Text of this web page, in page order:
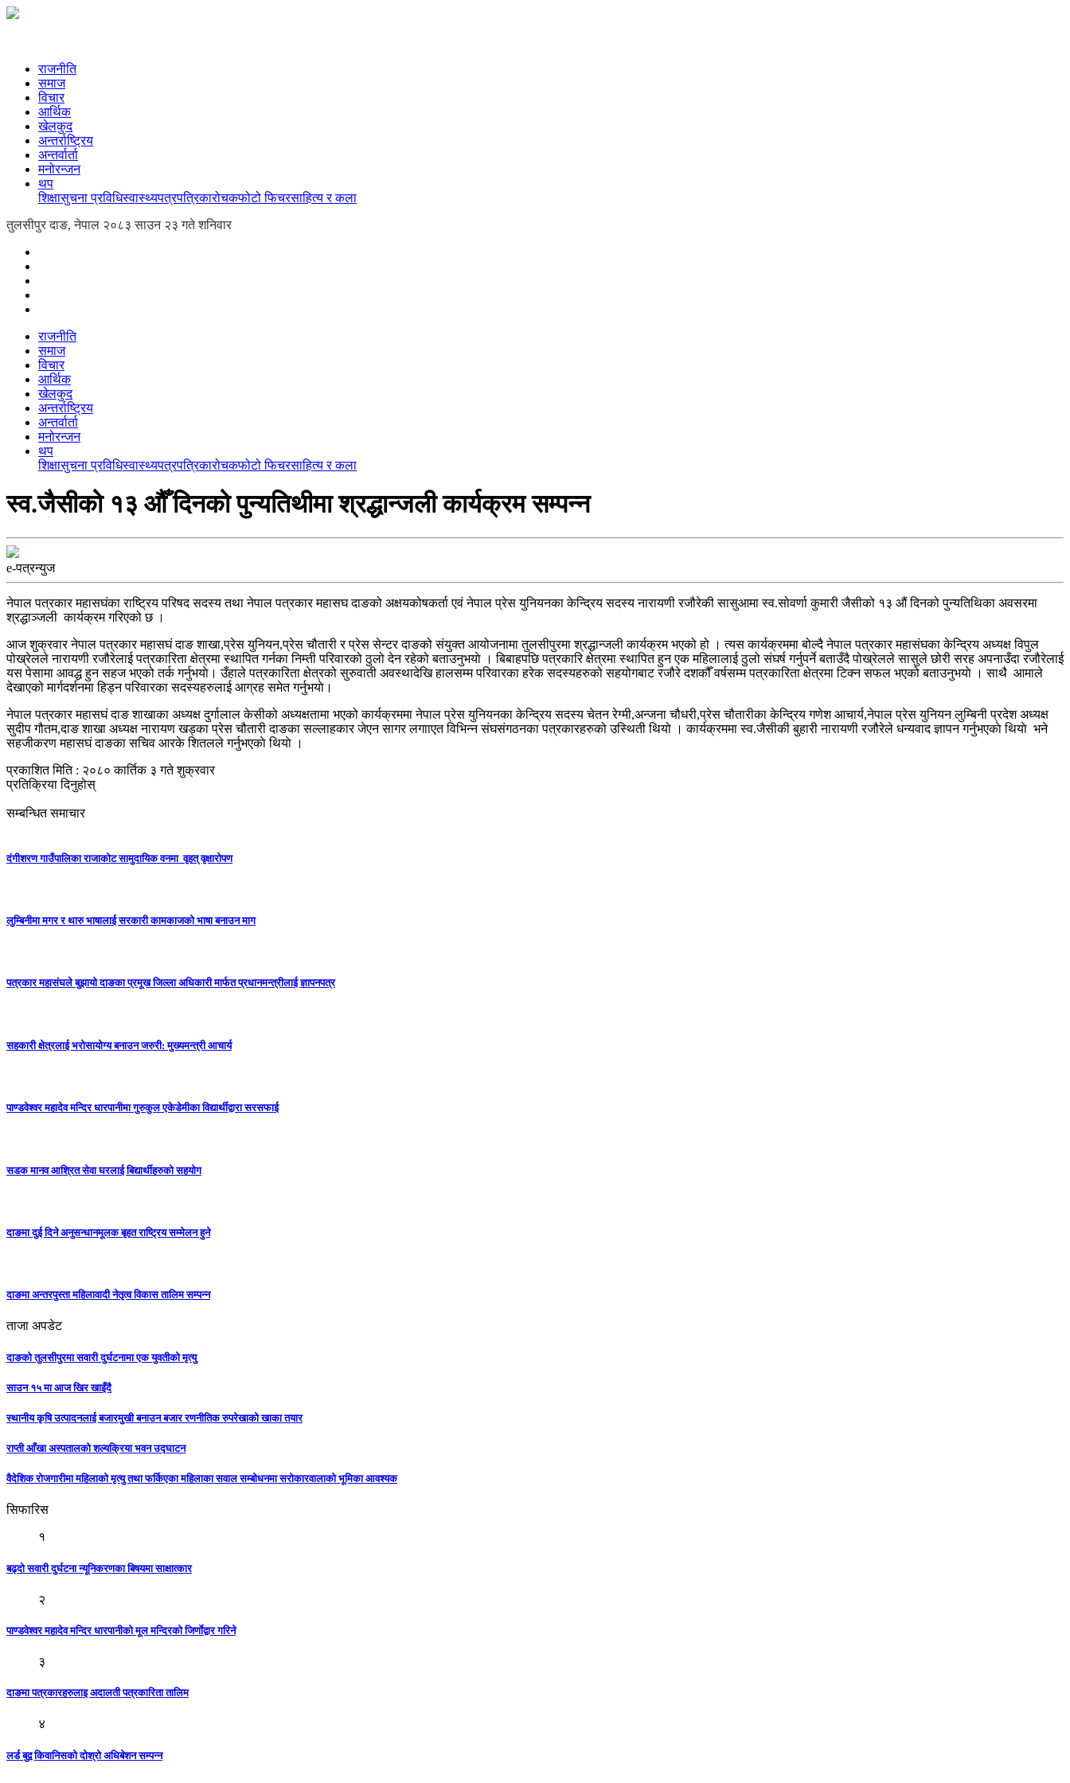
राजनीति
समाज
विचार
आर्थिक
खेलकुद
अन्तर्राष्ट्रिय
अन्तर्वार्ता
मनोरन्जन
थप
शिक्षासुचना प्रविधिस्वास्थ्यपत्रपत्रिकारोचकफोटो फिचरसाहित्य र कला
तुलसीपुर दाङ, नेपाल २०८३ साउन २३ गते शनिवार
राजनीति
समाज
विचार
आर्थिक
खेलकुद
अन्तर्राष्ट्रिय
अन्तर्वार्ता
मनोरन्जन
थप
शिक्षासुचना प्रविधिस्वास्थ्यपत्रपत्रिकारोचकफोटो फिचरसाहित्य र कला
स्व.जैसीको १३ औँ दिनको पुन्यतिथीमा श्रद्धान्जली कार्यक्रम सम्पन्न
e-पत्रन्युज
नेपाल पत्रकार महासघंका राष्ट्रिय परिषद सदस्य तथा नेपाल पत्रकार महासघ दाङको अक्षयकोषकर्ता एवं नेपाल प्रेस युनियनका केन्द्रिय सदस्य नारायणी रजौरेकी सासुआमा स्व.सोवर्णा कुमारी जैसीको १३ औं दिनको पुन्यतिथिका अवसरमा
श्रद्धाञ्जली कार्यक्रम गरिएको छ ।
आज शुक्रवार नेपाल पत्रकार महासघं दाङ शाखा,प्रेस युनियन,प्रेस चौतारी र प्रेस सेन्टर दाङको संयुक्त आयोजनामा तुलसीपुरमा श्रद्धान्जली कार्यक्रम भएको हो । त्यस कार्यक्रममा बोल्दै नेपाल पत्रकार महासंघका केन्द्रिय अध्यक्ष विपुल
पोख्रेलले नारायणी रजौरेलाई पत्रकारिता क्षेत्रमा स्थापित गर्नका निम्ती परिवारको ठुलो देन रहेको बताउनुभयाे । बिबाहपछि पत्रकारि क्षेत्रमा स्थापित हुन एक महिलालाई ठुलो संघर्ष गर्नुपर्ने बताउँदै पोख्रेलले सासुले छोरी सरह अपनाउँदा रजौरेलाई
यस पेसामा आवद्ध हुन सहज भएको तर्क गर्नुभयाे। उँहाले पत्रकारिता क्षेत्रको सुरुवाती अवस्थादेखि हालसम्म परिवारका हरेक सदस्यहरुको सहयोगबाट रजौरे दशकौँ वर्षसम्म पत्रकारिता क्षेत्रमा टिक्न सफल भएको बताउनुभयाे । साथै आमाले
देखाएको मार्गदर्शनमा हिड्न परिवारका सदस्यहरुलाई आग्रह समेत गर्नुभयाे।
नेपाल पत्रकार महासघं दाङ शाखाका अध्यक्ष दुर्गालाल केसीको अध्यक्षतामा भएको कार्यक्रममा नेपाल प्रेस युनियनका केन्द्रिय सदस्य चेतन रेग्मी,अन्जना चौधरी,प्रेस चौतारीका केन्द्रिय गणेश आचार्य,नेपाल प्रेस युनियन लुम्बिनी प्रदेश अध्यक्ष
सुदीप गौतम,दाङ शाखा अध्यक्ष नारायण खड्का प्रेस चौतारी दाङका सल्लाहकार जेएन सागर लगााएत विभिन्न संघसंगठनका पत्रकारहरुको उस्थिती थियो । कार्यक्रममा स्व.जैसीकी बुहारी नारायणी रजौरेले धन्यवाद ज्ञापन गर्नुभएकाे थियाे भने
सहजीकरण महासघं दाङका सचिव आरके शितलले गर्नुभएकाे थियाे ।
प्रकाशित मिति : २०८० कार्तिक ३ गते शुक्रवार
प्रतिक्रिया दिनुहोस्
सम्बन्धित समाचार
दंगीशरण गाउँपालिका राजाकाेट सामुदायिक वनमा वृहत् वृक्षारोपण
लुम्बिनीमा मगर र थारु भाषालाई सरकारी कामकाजको भाषा बनाउन माग
पत्रकार महासंघले बुझायो दाङका प्रमूख जिल्ला अधिकारी मार्फत प्रधानमन्त्रीलाई ज्ञापनपत्र
सहकारी क्षेत्रलाई भरोसायोग्य बनाउन जरुरी: मुख्यमन्त्री आचार्य
पाण्डवेश्वर महादेव मन्दिर धारपानीमा गुरुकुल एकेडेमीका विद्यार्थीद्वारा सरसफाई
सडक मानव आश्रित सेवा घरलाई बिद्यार्थीहरुको सहयोग
दाङमा दुई दिने अनुसन्धानमूलक बृहत राष्ट्रिय सम्मेलन हुने
दाङमा अन्तरपुस्ता महिलावादी नेतृत्व विकास तालिम सम्पन्न
ताजा अपडेट
दाङको तुलसीपुरमा सवारी दुर्घटनामा एक युवतीको मृत्यु
साउन १५ मा आज खिर खाइँदै
स्थानीय कृषि उत्पादनलाई बजारमुखी बनाउन बजार रणनीतिक रुपरेखाको खाका तयार
राप्ती आँखा अस्पतालको शल्यक्रिया भवन उद्घाटन
वैदेशिक रोजगारीमा महिलाको मृत्यु तथा फर्किएका महिलाका सवाल सम्बोधनमा सरोकारवालाको भूमिका आवश्यक
सिफारिस
१
बढ्दो सवारी दुर्घटना न्यूनिकरणका बिषयमा साक्षात्कार
२
पाण्डवेश्वर महादेव मन्दिर धारपानीकाे मूल मन्दिरकाे जिर्णाेद्वार गरिने
३
दाङमा पत्रकारहरुलाइ अदालती पत्रकारिता तालिम
४
लर्ड बुद्व किवानिसको दोश्रो अधिबेशन सम्पन्न